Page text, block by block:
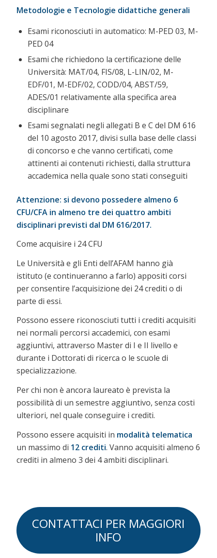
Metodologie e Tecnologie didattiche generali
Esami riconosciuti in automatico: M-PED 03, M-
PED 04
Esami che richiedono la certificazione delle
Università: MAT/04, FIS/08, L-LIN/02, M-
EDF/01, M-EDF/02, CODD/04, ABST/59,
ADES/01 relativamente alla specifica area
disciplinare
Esami segnalati negli allegati B e C del DM 616
del 10 agosto 2017, divisi sulla base delle classi
di concorso e che vanno certificati, come
attinenti ai contenuti richiesti, dalla struttura
accademica nella quale sono stati conseguiti
Attenzione: si devono possedere almeno 6
CFU/CFA in almeno tre dei quattro ambiti
disciplinari previsti dal DM 616/2017.
Come acquisire i 24 CFU
Le Università e gli Enti dell’AFAM hanno già
istituto (e continueranno a farlo) appositi corsi
per consentire l’acquisizione dei 24 crediti o di
parte di essi.
Possono essere riconosciuti tutti i crediti acquisiti
nei normali percorsi accademici, con esami
aggiuntivi, attraverso Master di I e II livello e
durante i Dottorati di ricerca o le scuole di
specializzazione.
Per chi non è ancora laureato è prevista la
possibilità di un semestre aggiuntivo, senza costi
ulteriori, nel quale conseguire i crediti.
Possono essere acquisiti in modalità telematica
un massimo di 12 crediti. Vanno acquisiti almeno 6
crediti in almeno 3 dei 4 ambiti disciplinari.
CONTATTACI PER MAGGIORI
INFO